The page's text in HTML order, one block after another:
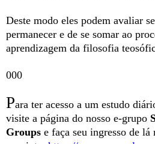
Deste modo eles podem avaliar
permanecer e de se somar ao
aprendizagem da filosofia
000
Para ter acesso a um estudo
visite a página do nosso e-grupo
Groups e faça seu ingresso de